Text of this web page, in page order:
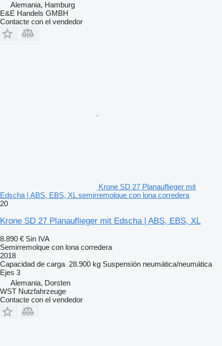
Alemania, Hamburg
E&E Handels GMBH
Contacte con el vendedor
Krone SD 27 Planauflieger mit
Edscha | ABS, EBS, XL semirremolque con lona corredera
20
Krone SD 27 Planauflieger mit Edscha | ABS, EBS, XL
8.890 € Sin IVA
Semirremolque con lona corredera
2018
Capacidad de carga 28.900 kg Suspensión neumática/neumática
Ejes 3
Alemania, Dorsten
WST Nutzfahrzeuge
Contacte con el vendedor